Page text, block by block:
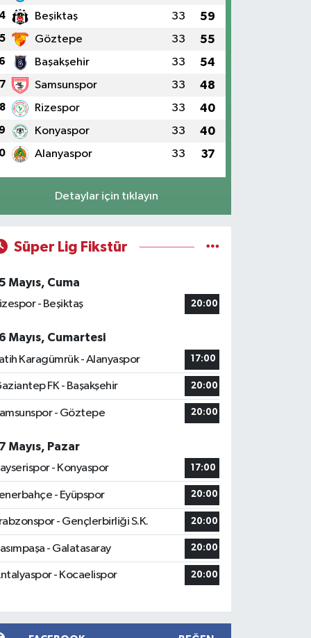
4 Beşiktaş 33 59
5 Göztepe 33 55
6 Başakşehir 33 54
7 Samsunspor 33 48
8 Rizespor 33 40
9 Konyaspor 33 40
Alanyaspor 33 37
Detaylar için tıklayın
Süper Lig Fikstür
Mayıs, Cuma
- Beşiktaş
20:00
Mayıs, Cumartesi
Karagümrük - Alanyaspor
17:00
FK - Başakşehir 20:00
- Göztepe 20:00
Mayıs, Pazar
- Konyaspor
17:00
- Eyüpspor 20:00
- Gençlerbirliği S.K. 20:00
- Galatasaray 20:00
- Kocaelispor 20:00